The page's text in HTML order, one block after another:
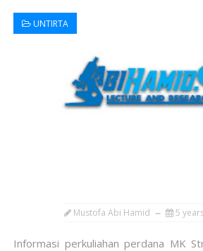
UNTIRTA
Mustofa Abi Hamid 5
Informasi perkuliahan perdana MK